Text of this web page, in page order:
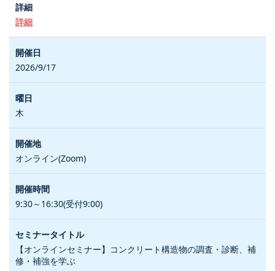
詳細
2026/9/17
木
オンライン(Zoom)
9:30～16:30(受付9:00)
【オンラインセミナー】コンクリート構造物の調査・診断、補
修・補強を学ぶ